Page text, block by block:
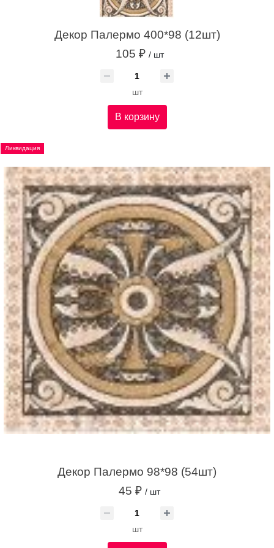
Декор Палермо 400*98 (12шт)
105 ₽ / шт
шт
В корзину
Ликвидация
Декор Палермо 98*98 (54шт)
45 ₽ / шт
шт